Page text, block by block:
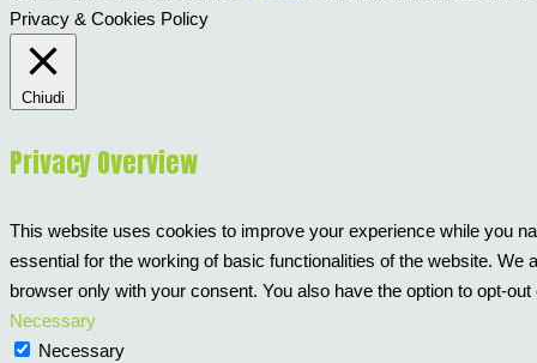
Privacy & Cookies Policy
Chiudi
Privacy Overview
This website uses cookies to improve your experience while you
essential for the working of basic functionalities of the website.
browser only with your consent. You also have the option to opt-
Necessary
Necessary